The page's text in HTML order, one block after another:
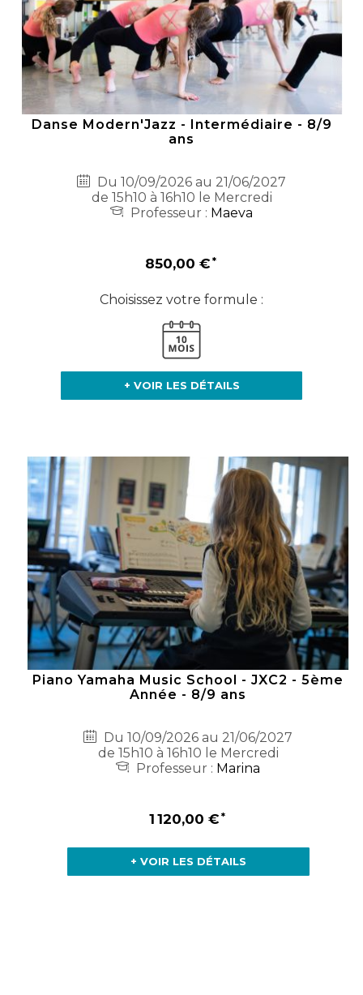
Danse Modern'Jazz - Intermédiaire - 8/9
ans
Du 10/09/2026 au 21/06/2027
de 15h10 à 16h10 le Mercredi
Professeur : Maeva
850,00 €
Choisissez votre formule :
+ VOIR LES DÉTAILS
Piano Yamaha Music School - JXC2 - 5ème
Année - 8/9 ans
Du 10/09/2026 au 21/06/2027
de 15h10 à 16h10 le Mercredi
Professeur : Marina
1 120,00 €
+ VOIR LES DÉTAILS